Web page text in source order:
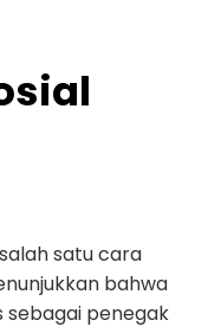
satu cara
bahwa
penegak